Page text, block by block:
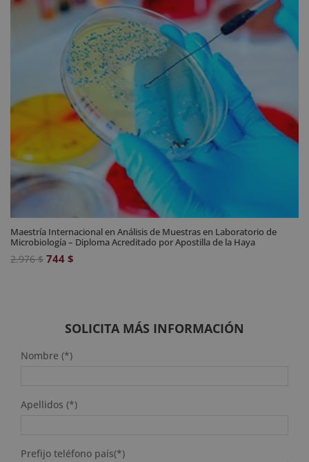
Maestría Internacional en Análisis de Muestras en Laboratorio de
Microbiología – Diploma Acreditado por Apostilla de la Haya
2.976$ El
2.976 $.
744 $
744 $.
SOLICITA MÁS INFORMACIÓN
Nombre (*)
Apellidos (*)
Prefijo teléfono país(*)